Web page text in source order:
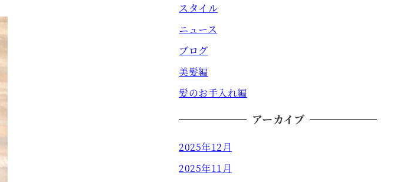
スタイル
ニュース
ブログ
美髪編
髪のお手入れ編
アーカイブ
2025年12月
2025年11月